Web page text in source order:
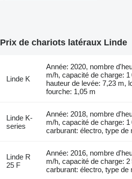
Prix de chariots latéraux Linde
Linde K
Année: 2020, nombre
m/h, capacité de charge: 1
hauteur de levée: 7,23 m,
fourche: 1,05 m
Linde K-
series
Année: 2018, nombre
m/h, capacité de charge: 1
carburant: électro, type de
Linde R
25 F
Année: 2016, nombre
m/h, capacité de charge: 2
carburant: électro, type de